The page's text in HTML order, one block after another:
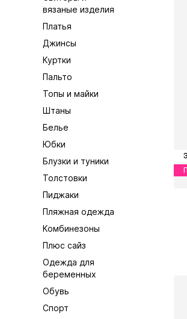
вязаные изделия
Платья
Джинсы
Куртки
Пальто
Топы и майки
Штаны
Белье
Юбки
Блузки и туники
Толстовки
Пиджаки
Пляжная одежда
Комбинезоны
Плюс сайз
Одежда для
беременных
Обувь
Спорт